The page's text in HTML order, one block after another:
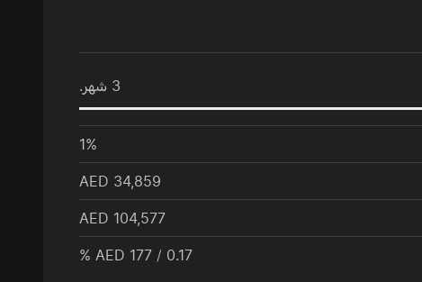
3 شهر.
1%
AED 34,859
AED 104,577
AED 177 / 0.17
%